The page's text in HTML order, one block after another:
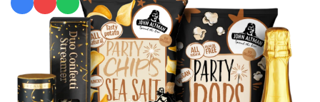
€45 tot €50
€50 tot €55
€55 tot €75